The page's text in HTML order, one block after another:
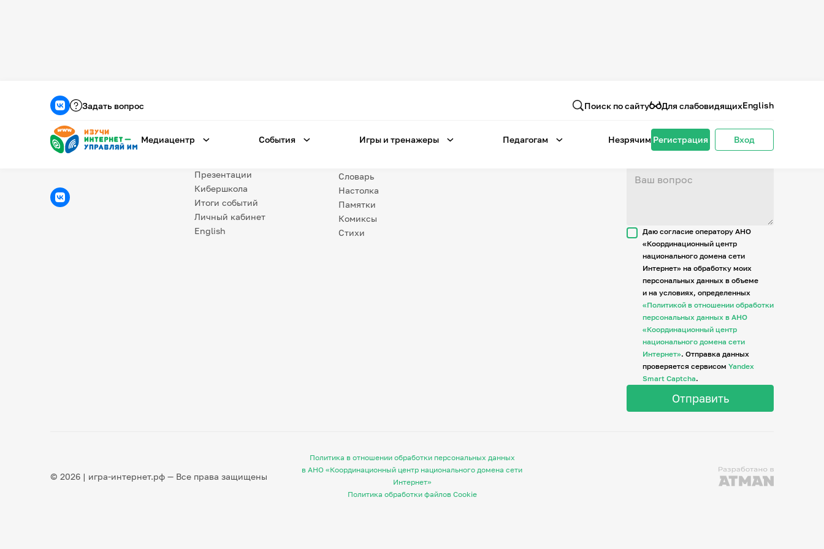
Задать вопрос Поиск по сайту Для слабовидящихEnglish
Медиацентр События Игры и тренажеры Педагогам Незрячим Регистрация Вход
Презентации
Кибершкола
Итоги событий
Личный кабинет
English
Незрячим
Словарь
Настолка
Памятки
Комиксы
Стихи
о проекте
Даю согласие оператору АНО
«Координационный центр
национального домена сети
Интернет» на обработку моих
персональных данных в объеме
и на условиях, определенных
«Политикой в отношении обработки
персональных данных в АНО
«Координационный центр
национального домена сети
Интернет». Отправка данных
проверяется сервисом Yandex
Smart Captcha.
© 2026 | игра-интернет.рф — Все права защищены
Политика в отношении обработки персональных данных
в АНО «Координационный центр национального домена сети
Интернет»
Политика обработки файлов Cookie